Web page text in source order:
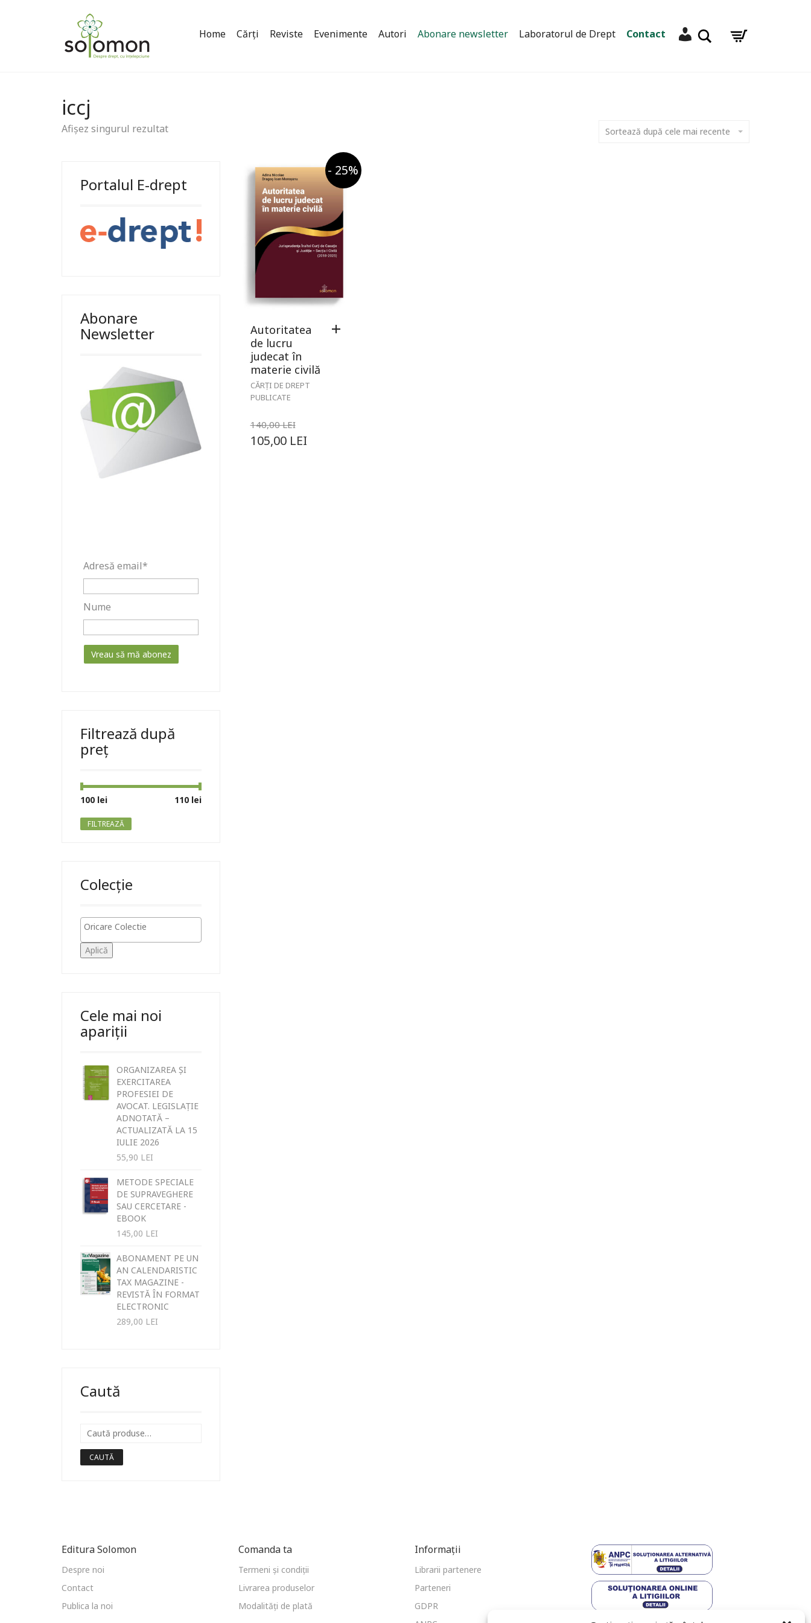
Home Cărți Reviste Evenimente Autori Abonare newsletter Laboratorul de Drept Contact Contul meuCaută
iccj
Afișez singurul rezultat Sortează după cele mai recente
- 25%
Autoritatea
de lucru
judecat în
materie civilă
CĂRȚI DE DREPT
PUBLICATE
140,00LEI
105,00 LEI
Portalul E-drept
Abonare
Newsletter
Adresă email*
Nume
Filtrează după
preț
Preț
Preț
FILTREAZĂ
100 lei 110 lei
Colecție
Aplică
Cele mai noi
apariții
ORGANIZAREA ȘI
EXERCITAREA
PROFESIEI DE
AVOCAT. LEGISLAȚIE
ADNOTATĂ –
ACTUALIZATĂ LA 15
IULIE 2026
55,90 LEI
METODE SPECIALE
DE SUPRAVEGHERE
SAU CERCETARE -
EBOOK
145,00 LEI
ABONAMENT PE UN
AN CALENDARISTIC
TAX MAGAZINE -
REVISTĂ ÎN FORMAT
ELECTRONIC
289,00 LEI
Caută
CAUTĂ
Editura Solomon
Despre noi
Contact
Publica la noi
Comanda ta
Termeni și condiții
Livrarea produselor
Modalități de plată
Informații
Librarii partenere
Parteneri
GDPR